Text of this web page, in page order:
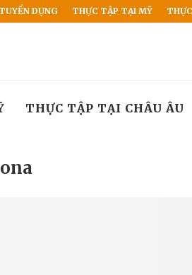
DỤNG THỰC TẬP TẠI MỸ
THỰC TẬP TẠI CHÂU ÂU